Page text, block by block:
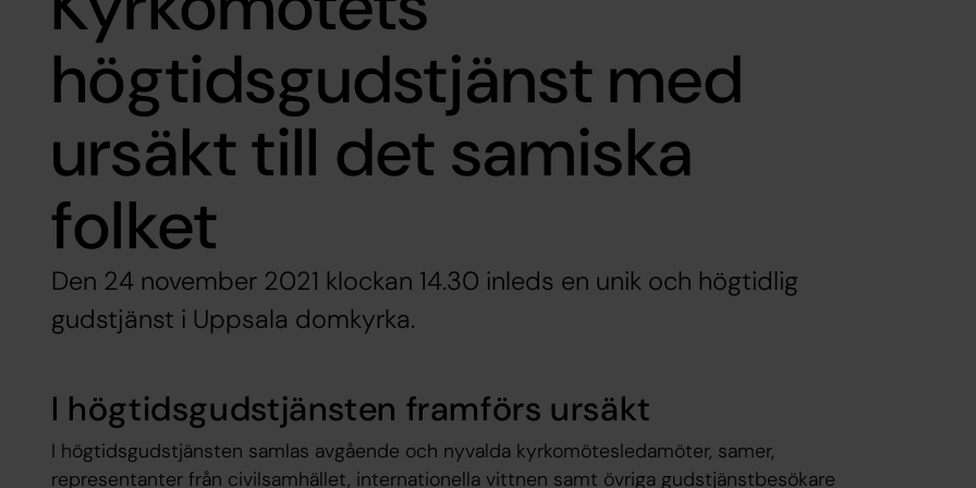
högtidsgudstjänst med
ursäkt till det samiska
folket
Den 24 november 2021 klockan 14.30 inleds en unik och högtidlig
gudstjänst i Uppsala domkyrka.
I högtidsgudstjänsten framförs ursäkt
I högtidsgudstjänsten samlas avgående och nyvalda kyrkomötesledamöter, samer,
representanter från civilsamhället, internationella vittnen samt övriga gudstjänstbesökare